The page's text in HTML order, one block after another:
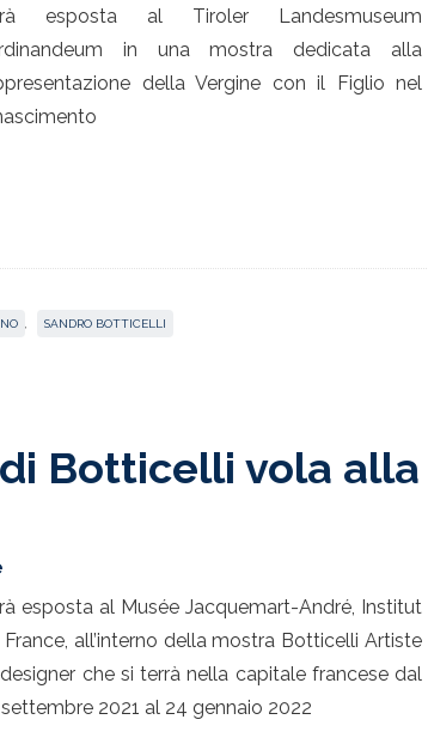
esposta al Tiroler Landesmuseum
in una mostra dedicata alla
della Vergine con il Figlio nel
SANDRO BOTTICELLI
Botticelli vola alla
esposta al Musée Jacquemart-André, Institut
all’interno della mostra Botticelli Artiste
che si terrà nella capitale francese dal
2021 al 24 gennaio 2022